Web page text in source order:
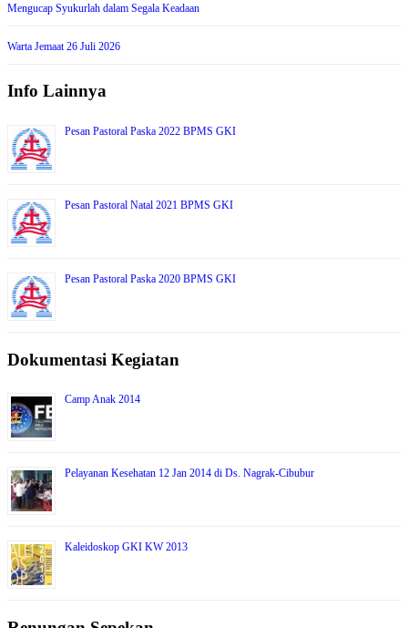
Mengucap Syukurlah dalam Segala Keadaan
Warta Jemaat 26 Juli 2026
Info Lainnya
Pesan Pastoral Paska 2022 BPMS GKI
Pesan Pastoral Natal 2021 BPMS GKI
Pesan Pastoral Paska 2020 BPMS GKI
Dokumentasi Kegiatan
Camp Anak 2014
Pelayanan Kesehatan 12 Jan 2014 di Ds. Nagrak-Cibubur
Kaleidoskop GKI KW 2013